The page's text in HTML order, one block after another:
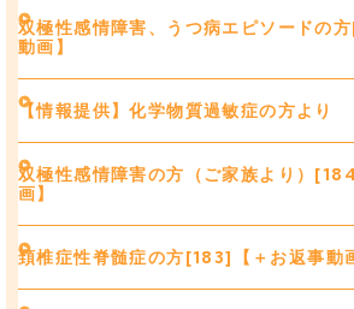
双極性感情障害、うつ病エピソードの
動画】
【情報提供】化学物質過敏症の方より
双極性感情障害の方（ご家族より）
画】
頚椎症性脊髄症の方[183]【＋お返事動